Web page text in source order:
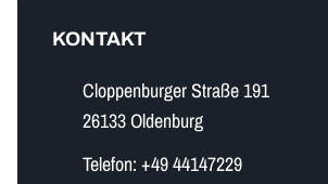
KONTAKT
Cloppenburger Straße 191
26133 Oldenburg
Telefon: +49 44147229